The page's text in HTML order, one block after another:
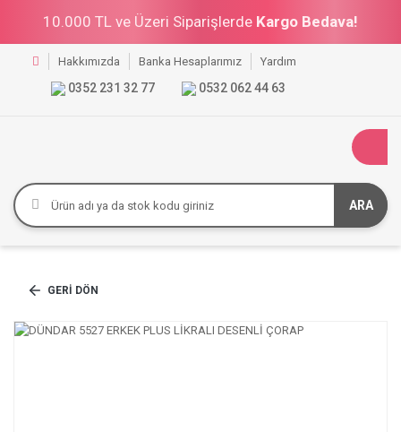
10.000 TL ve Üzeri Siparişlerde Kargo Bedava!
Hakkımızda Banka Hesaplarımız Yardım
0352 231 32 77 0532 062 44 63
ARA
GERI DÖN